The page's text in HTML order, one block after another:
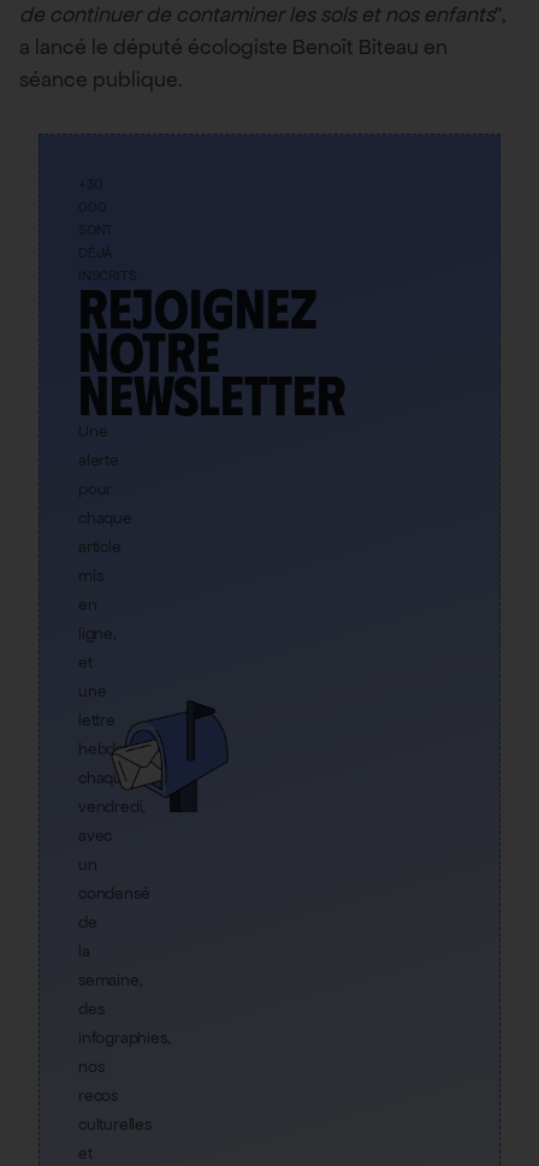
de continuer de contaminer les sols et nos enfants”,
a lancé le député écologiste Benoît Biteau en
séance publique.
+30
000
SONT
DÉJÀ
INSCRITS
Rejoignez
notre
newsletter
Une
alerte
pour
chaque
article
mis
en
ligne,
et
une
lettre
hebdo
chaque
vendredi,
avec
un
condensé
de
la
semaine,
des
infographies,
nos
recos
culturelles
et